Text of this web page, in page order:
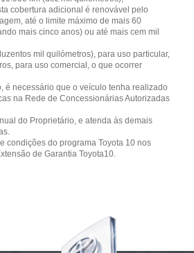
cobertura adicional é renovável pelo
até o limite máximo de mais 60
mais cinco anos) ou até mais cem mil
mil quilómetros), para uso particular,
para uso comercial, o que ocorrer
é necessário que o veículo tenha realizado
na Rede de Concessionárias Autorizadas
do Proprietário, e atenda às demais
condições do programa Toyota 10 nos
de Garantia Toyota10.